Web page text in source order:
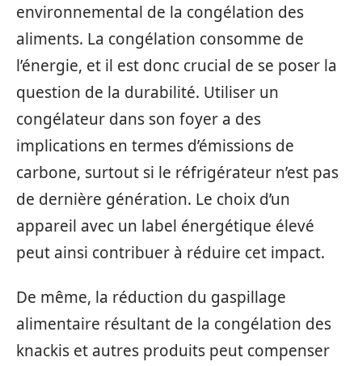
environnemental de la congélation des
aliments. La congélation consomme de
l’énergie, et il est donc crucial de se poser la
question de la durabilité. Utiliser un
congélateur dans son foyer a des
implications en termes d’émissions de
carbone, surtout si le réfrigérateur n’est pas
de dernière génération. Le choix d’un
appareil avec un label énergétique élevé
peut ainsi contribuer à réduire cet impact.
De même, la réduction du gaspillage
alimentaire résultant de la congélation des
knackis et autres produits peut compenser